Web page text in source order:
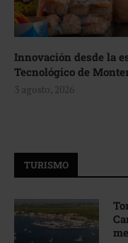
Innovación desde la
Tecnológico de
3 agosto, 2026
TURISMO